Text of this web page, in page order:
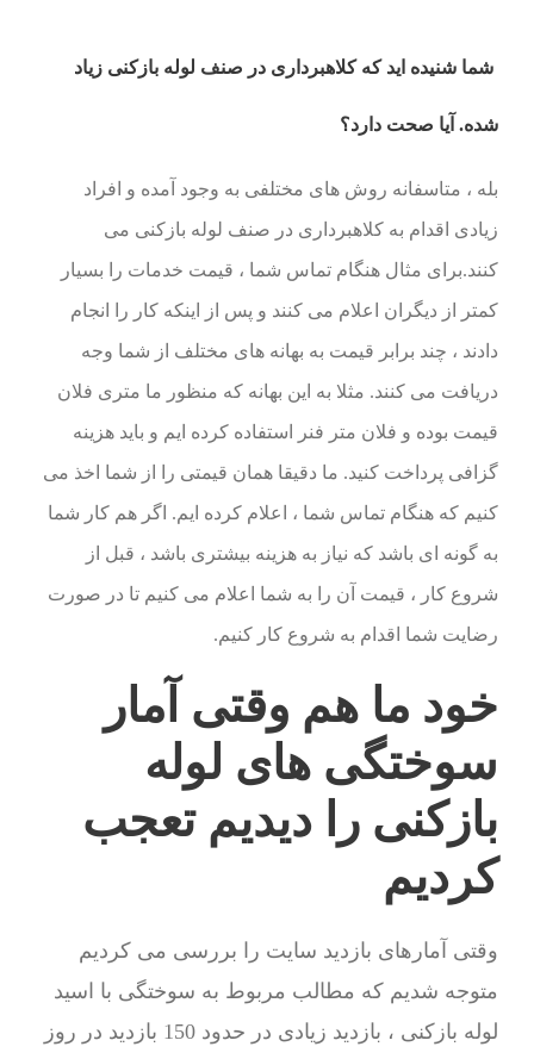
شما شنیده اید که کلاهبرداری در صنف لوله بازکنی زیاد
شده. آیا صحت دارد؟
بله ، متاسفانه روش های مختلفی به وجود آمده و افراد
زیادی اقدام به کلاهبرداری در صنف لوله بازکنی می
کنند.برای مثال هنگام تماس شما ، قیمت خدمات را بسیار
کمتر از دیگران اعلام می کنند و پس از اینکه کار را انجام
دادند ، چند برابر قیمت به بهانه های مختلف از شما وجه
دریافت می کنند. مثلا به این بهانه که منظور ما متری فلان
قیمت بوده و فلان متر فنر استفاده کرده ایم و باید هزینه
گزافی پرداخت کنید. ما دقیقا همان قیمتی را از شما اخذ می
کنیم که هنگام تماس شما ، اعلام کرده ایم. اگر هم کار شما
به گونه ای باشد که نیاز به هزینه بیشتری باشد ، قبل از
شروع کار ، قیمت آن را به شما اعلام می کنیم تا در صورت
رضایت شما اقدام به شروع کار کنیم.
خود ما هم وقتی آمار
سوختگی های لوله
بازکنی را دیدیم تعجب
کردیم
وقتی آمارهای بازدید سایت را بررسی می کردیم
متوجه شدیم که مطالب مربوط به سوختگی با اسید
لوله بازکنی ، بازدید زیادی در حدود 150 بازدید در روز